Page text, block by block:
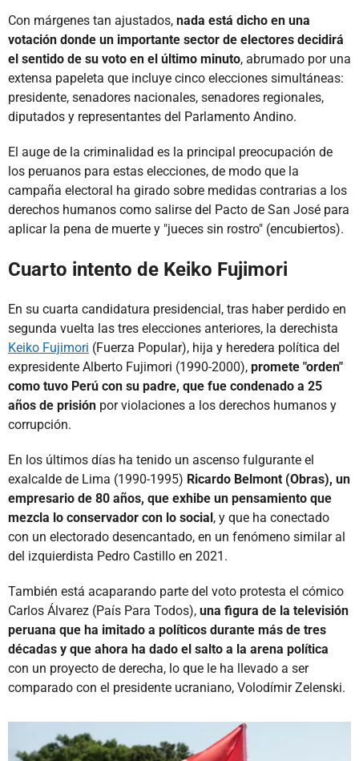
Con márgenes tan ajustados, nada está dicho en una
votación donde un importante sector de electores decidirá
el sentido de su voto en el último minuto, abrumado por una
extensa papeleta que incluye cinco elecciones simultáneas:
presidente, senadores nacionales, senadores regionales,
diputados y representantes del Parlamento Andino.
El auge de la criminalidad es la principal preocupación de
los peruanos para estas elecciones, de modo que la
campaña electoral ha girado sobre medidas contrarias a los
derechos humanos como salirse del Pacto de San José para
aplicar la pena de muerte y "jueces sin rostro" (encubiertos).
Cuarto intento de Keiko Fujimori
En su cuarta candidatura presidencial, tras haber perdido en
segunda vuelta las tres elecciones anteriores, la derechista
Keiko Fujimori (Fuerza Popular), hija y heredera política del
expresidente Alberto Fujimori (1990-2000), promete "orden"
como tuvo Perú con su padre, que fue condenado a 25
años de prisión por violaciones a los derechos humanos y
corrupción.
En los últimos días ha tenido un ascenso fulgurante el
exalcalde de Lima (1990-1995) Ricardo Belmont (Obras), un
empresario de 80 años, que exhibe un pensamiento que
mezcla lo conservador con lo social, y que ha conectado
con un electorado desencantado, en un fenómeno similar al
del izquierdista Pedro Castillo en 2021.
También está acaparando parte del voto protesta el cómico
Carlos Álvarez (País Para Todos), una figura de la televisión
peruana que ha imitado a políticos durante más de tres
décadas y que ahora ha dado el salto a la arena política
con un proyecto de derecha, lo que le ha llevado a ser
comparado con el presidente ucraniano, Volodímir Zelenski.